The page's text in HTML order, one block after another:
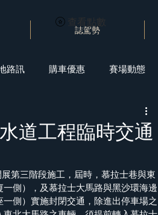
誌駕勢
查看點數
路訊 購車優惠 賽場動態
道工程臨時交通
第三階段施工，屆時，慕拉士巷與東
側），及慕拉士大馬路與黑沙環海邊
側）實施封閉交通，除進出停車場之